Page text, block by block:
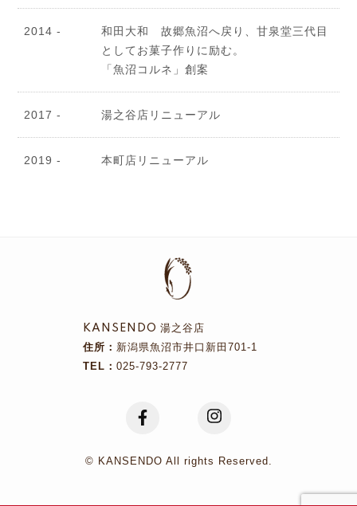
2014 -
和田大和 故郷魚沼へ戻り、甘泉堂三代目
としてお菓子作りに励む。
「魚沼コルネ」創案
2017 - 湯之谷店リニューアル
2019 - 本町店リニューアル
KANSENDO 湯之谷店
住所： 新潟県魚沼市井口新田701-1
TEL： 025-793-2777
© KANSENDO All rights Reserved.